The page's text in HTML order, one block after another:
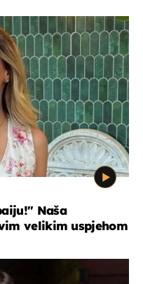
Naša
velikim uspjehom